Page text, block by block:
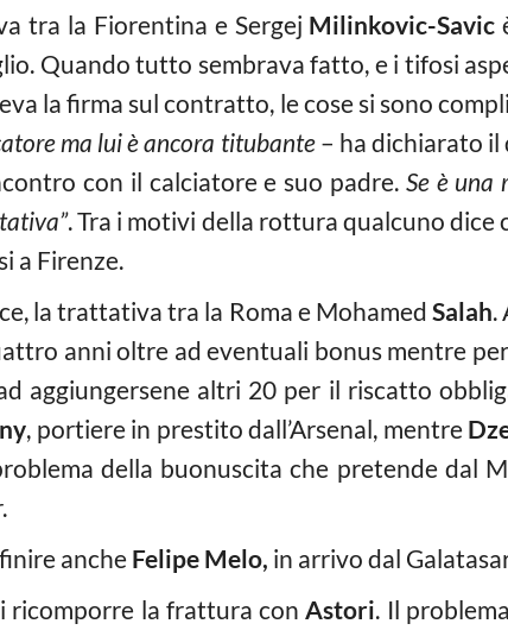
tra la Fiorentina e Sergej Milinkovic-Savic
Quando tutto sembrava fatto, e i tifosi
la firma sul contratto, le cose si sono
ma lui è ancora titubante– ha dichiarato il
con il calciatore e suo padre. Se è una
. Tra i motivi della rottura qualcuno dice
a Firenze.
la trattativa tra la Roma e Mohamed Salah.
anni oltre ad eventuali bonus mentre
aggiungersene altri 20 per il riscatto
, portiere in prestito dall’Arsenal, mentre
della buonuscita che pretende dal
anche Felipe Melo, in arrivo dal
ricomporre la frattura conAstori. Il